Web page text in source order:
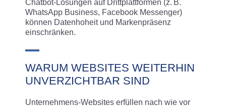
Chatbot-Lösungen auf Drittplattformen (z. B.
WhatsApp Business, Facebook Messenger)
können Datenhoheit und Markenpräsenz
einschränken.
WARUM WEBSITES WEITERHIN
UNVERZICHTBAR SIND
Unternehmens-Websites erfüllen nach wie vor